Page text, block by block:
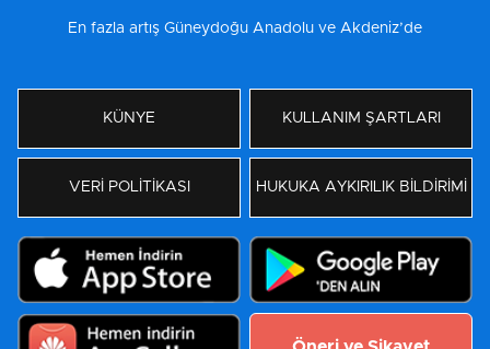
En fazla artış Güneydoğu Anadolu ve Akdeniz’de
KÜNYE KULLANIM ŞARTLARI
VERİ POLİTİKASI HUKUKA AYKIRILIK BİLDİRİMİ